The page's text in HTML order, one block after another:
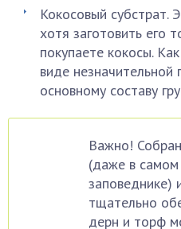
Кокосовый субстрат.
хотя заготовить его
покупаете кокосы.
виде незначительной
основному составу
Важно!
(даже в самом
заповеднике)
тщательно
дерн и торф